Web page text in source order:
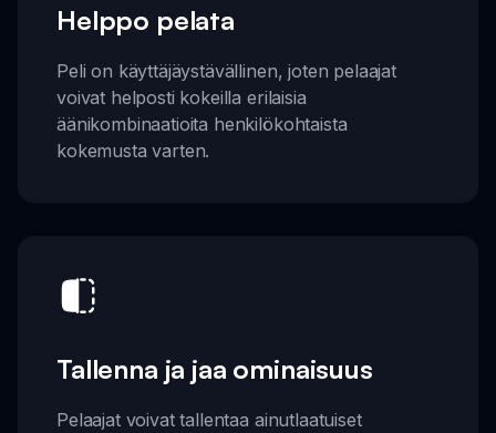
Helppo pelata
Peli on käyttäjäystävällinen, joten pelaajat
voivat helposti kokeilla erilaisia
äänikombinaatioita henkilökohtaista
kokemusta varten.
Tallenna ja jaa ominaisuus
Pelaajat voivat tallentaa ainutlaatuiset